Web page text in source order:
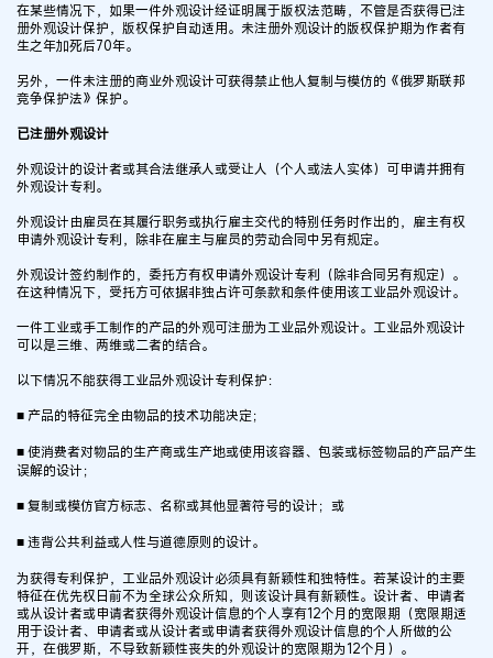
在某些情况下，如果一件外观设计经证明属于版权法范畴，不管是否获得已注
册外观设计保护，版权保护自动适用。未注册外观设计的版权保护期为作者有
生之年加死后70年。
另外，一件未注册的商业外观设计可获得禁止他人复制与模仿的《俄罗斯联邦
竞争保护法》保护。
已注册外观设计
外观设计的设计者或其合法继承人或受让人（个人或法人实体）可申请并拥有
外观设计专利。
外观设计由雇员在其履行职务或执行雇主交代的特别任务时作出的，雇主有权
申请外观设计专利，除非在雇主与雇员的劳动合同中另有规定。
外观设计签约制作的，委托方有权申请外观设计专利（除非合同另有规定）。
在这种情况下，受托方可依据非独占许可条款和条件使用该工业品外观设计。
一件工业或手工制作的产品的外观可注册为工业品外观设计。工业品外观设计
可以是三维、两维或二者的结合。
以下情况不能获得工业品外观设计专利保护：
■ 产品的特征完全由物品的技术功能决定；
■ 使消费者对物品的生产商或生产地或使用该容器、包装或标签物品的产品产生
误解的设计；
■ 复制或模仿官方标志、名称或其他显著符号的设计；或
■ 违背公共利益或人性与道德原则的设计。
为获得专利保护，工业品外观设计必须具有新颖性和独特性。若某设计的主要
特征在优先权日前不为全球公众所知，则该设计具有新颖性。设计者、申请者
或从设计者或申请者获得外观设计信息的个人享有12个月的宽限期（宽限期适
用于设计者、申请者或从设计者或申请者获得外观设计信息的个人所做的公
开，在俄罗斯，不导致新颖性丧失的外观设计的宽限期为12个月）。